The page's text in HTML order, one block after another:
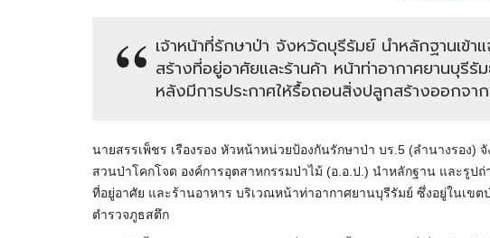
เจ้าหน้าที่รักษาป่า จังหวัดบุรีรัมย์ นำหลักฐานเข้
สร้างที่อยู่อาศัยและร้านค้า หน้าท่าอากาศยานบุรี
หลังมีการประกาศให้รื้อถอนสิ่งปลูกสร้างออกจ
นายสรรเพ็ชร เรืองรอง หัวหน้าหน่วยป้องกันรักษาป่า บร.5 (ลำนางรอง
สวนป่าโคกโจด องค์การอุตสาหกรรมป่าไม้ (อ.อ.ป.) นำหลักฐาน และรูป
ที่อยู่อาศัย และร้านอาหาร บริเวณหน้าท่าอากาศยานบุรีรัมย์ ซึ่งอยู่ในเข
ตำรวจภูธสตึก